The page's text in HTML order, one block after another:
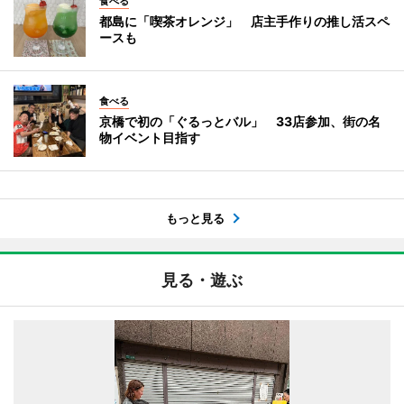
都島に「喫茶オレンジ」 店主手作りの推し活スペ
ースも
食べる
京橋で初の「ぐるっとバル」 33店参加、街の名
物イベント目指す
もっと見る
見る・遊ぶ